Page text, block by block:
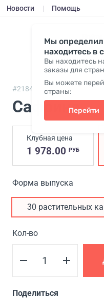
Мы
находитесь в
Вы находитесь
заказы для
Вы можете
страны:
Перейти
Новости | Помощь
#2184, Safrino
Сафрино
Клубная цена
1 978.00 РУБ
Форма выпуска
30 растительных
Кол-во
Поделиться